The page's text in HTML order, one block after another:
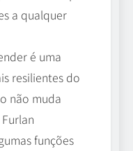
a qualquer
é uma
resilientes do
não muda
Furlan
funções